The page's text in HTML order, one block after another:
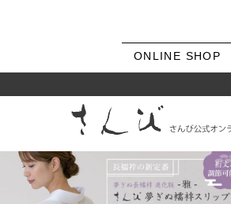
ONLINE SHOP